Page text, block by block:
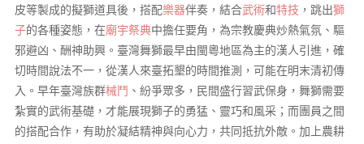
皮等製成的擬獅道具後，搭配樂器伴奏，結合武術和特技 ，跳出獅
子的各種姿態，在廟宇祭典中擔任要角，為宗教慶典炒熱氣氛、驅
邪避凶、酬神助興。臺灣舞獅最早由閩粵地區為主的漢人引進，確
切時間說法不一，從漢人來臺拓墾的時間推測，可能在明末清初傳
入。早年臺灣族群械鬥 、紛爭眾多，民間盛行習武保身，舞獅需要
紮實的武術基礎，才能展現獅子的勇猛、靈巧和風采；而團員之間
的搭配合作，有助於凝結精神與向心力，共同抵抗外敵。加上農耕